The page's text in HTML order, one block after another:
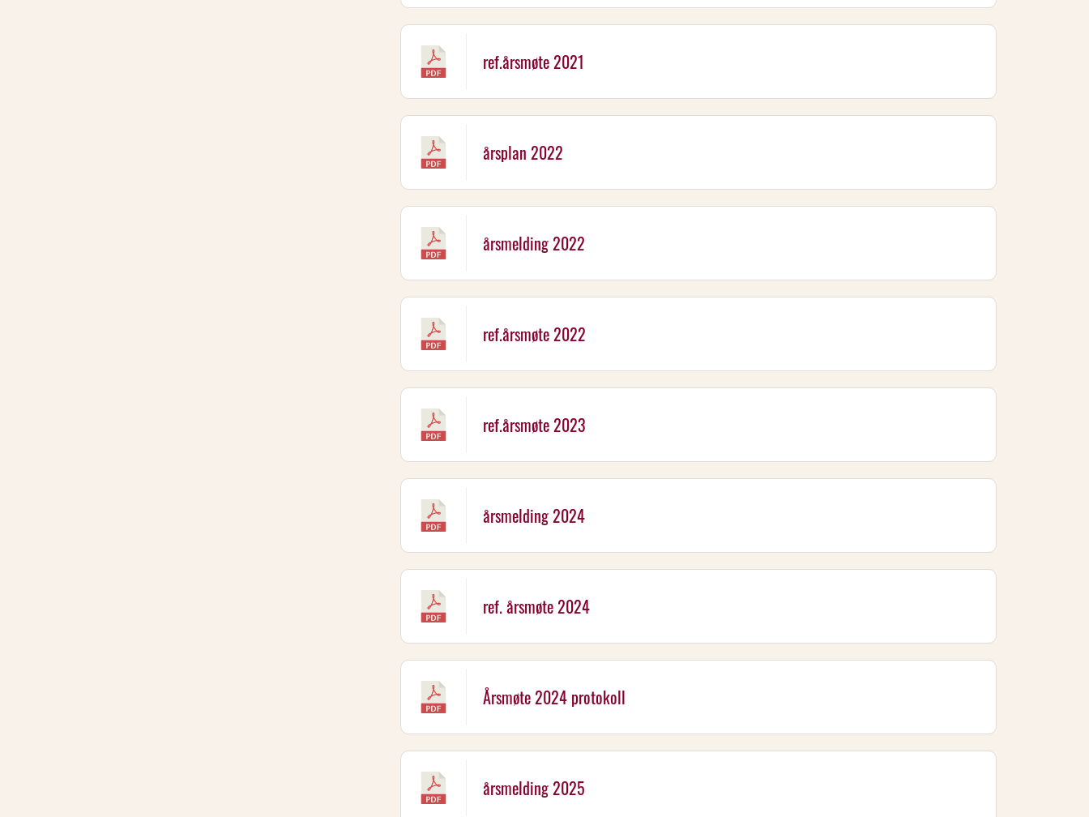
ref.årsmøte 2021
årsplan 2022
årsmelding 2022
ref.årsmøte 2022
ref.årsmøte 2023
årsmelding 2024
ref. årsmøte 2024
Årsmøte 2024 protokoll
årsmelding 2025